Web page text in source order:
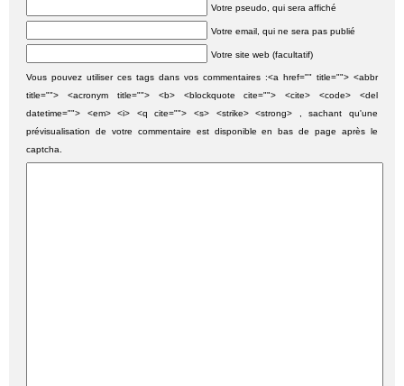
Votre pseudo, qui sera affiché
Votre email, qui ne sera pas publié
Votre site web (facultatif)
Vous pouvez utiliser ces tags dans vos commentaires :<a href="" title=""> <abbr
title=""> <acronym title=""> <b> <blockquote cite=""> <cite> <code> <del
datetime=""> <em> <i> <q cite=""> <s> <strike> <strong> , sachant qu'une
prévisualisation de votre commentaire est disponible en bas de page après le
captcha.